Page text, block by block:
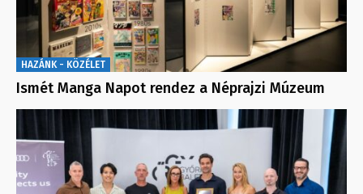
HAZÁNK - KÖZÉLET
Ismét Manga Napot rendez a Néprajzi Múzeum